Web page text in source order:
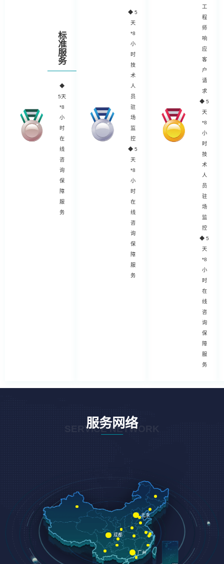
标
准
服
务
◆
5天
*8
小
时
在
线
咨
询
保
障
服
务
◆5
天
*8
小
时
技
术
人
员
驻
场
监
控
◆5
天
*8
小
时
在
线
咨
询
保
障
服
务
工
程
师
响
应
客
户
请
求
◆ 5
天
*8
小
时
技
术
人
员
驻
场
监
控
◆5
天
*8
小
时
在
线
咨
询
保
障
服
务
服务网络
SERVICE NETWORK
北京
成都
广州